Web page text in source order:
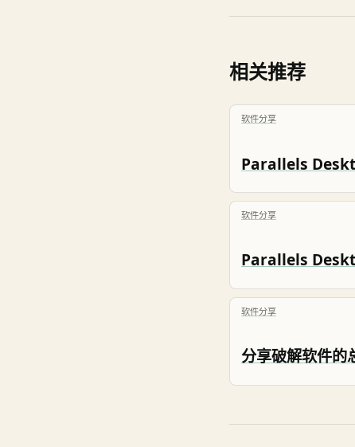
相关推荐
软件分享
软件分享
软件分享